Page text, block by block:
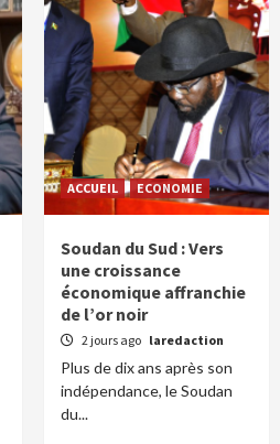
ACCUEIL ECONOMIE
Soudan du Sud : Vers
une croissance
économique affranchie
de l’or noir
2 jours ago laredaction
Plus de dix ans après son
indépendance, le Soudan
du...